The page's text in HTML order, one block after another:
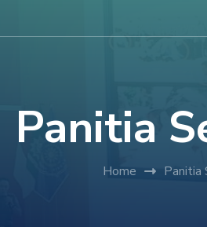
Panitia
Home Panitia